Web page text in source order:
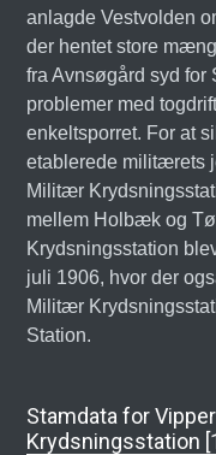
anlagde Vestvolden
der hentet store
fra Avnsøgård syd
problemer med
enkeltsporret. For at
etablerede militærets
Militær
mellem Holbæk og
Krydsningsstation
juli 1906, hvor der
Militær
Station.
Stamdata for
Krydsningsstation